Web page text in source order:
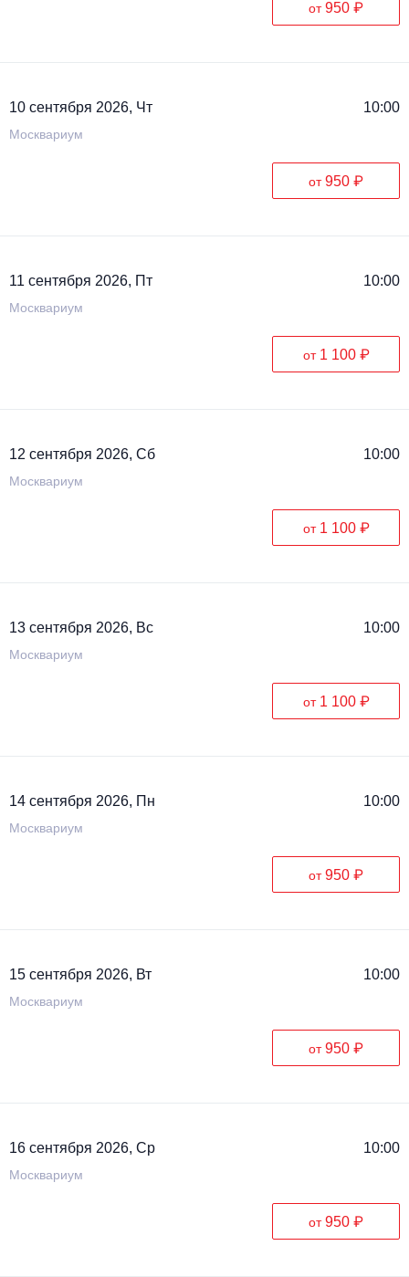
от950 ₽
10 сентября 2026, Чт 10:00
Москвариум
от950 ₽
11 сентября 2026, Пт 10:00
Москвариум
от 1 100 ₽
12 сентября 2026, Сб 10:00
Москвариум
от 1 100 ₽
13 сентября 2026, Вс 10:00
Москвариум
от 1 100 ₽
14 сентября 2026, Пн 10:00
Москвариум
от950 ₽
15 сентября 2026, Вт 10:00
Москвариум
от950 ₽
16 сентября 2026, Ср 10:00
Москвариум
от950 ₽